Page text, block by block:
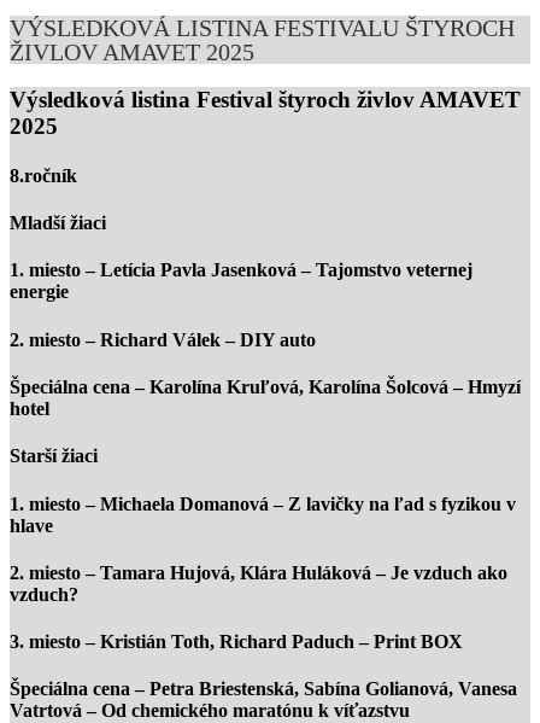
VÝSLEDKOVÁ LISTINA FESTIVALU ŠTYROCH
ŽIVLOV AMAVET 2025
Výsledková listina Festival štyroch živlov AMAVET
2025
8.ročník
Mladší žiaci
1. miesto – Letícia Pavla Jasenková – Tajomstvo veternej
energie
2. miesto – Richard Válek – DIY auto
Špeciálna cena – Karolína Kruľová, Karolína Šolcová – Hmyzí
hotel
Starší žiaci
1. miesto – Michaela Domanová – Z lavičky na ľad s fyzikou v
hlave
2. miesto – Tamara Hujová, Klára Huláková – Je vzduch ako
vzduch?
3. miesto – Kristián Toth, Richard Paduch – Print BOX
Špeciálna cena – Petra Briestenská, Sabína Golianová, Vanesa
Vatrtová – Od chemického maratónu k víťazstvu